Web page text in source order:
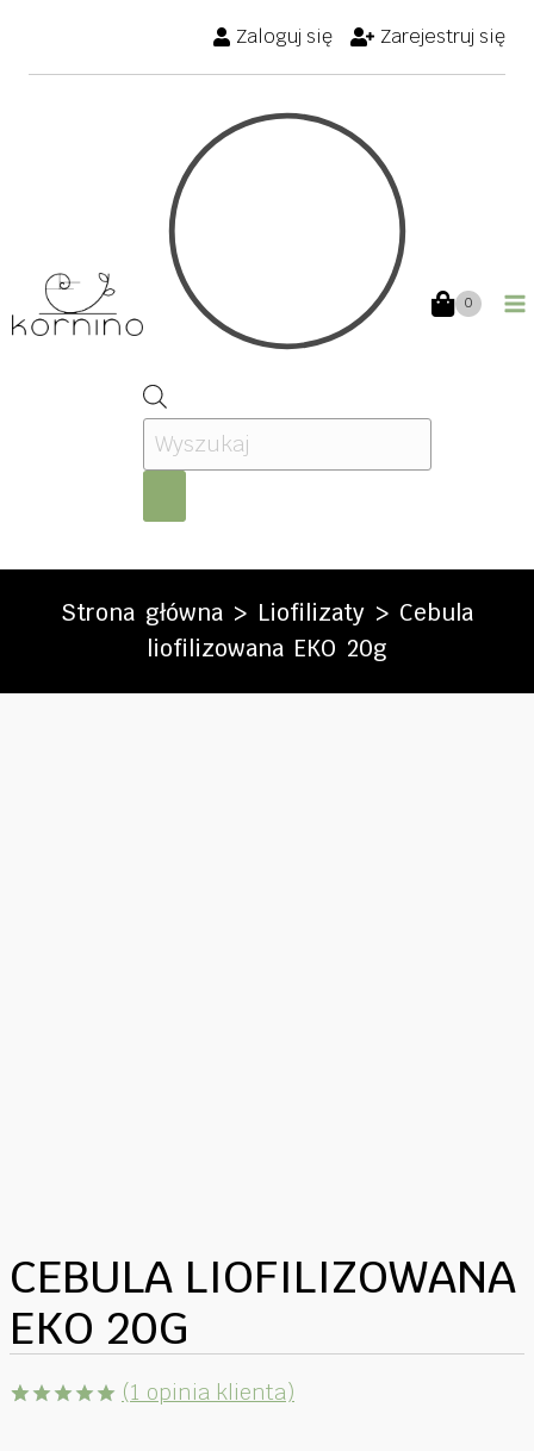
treści
Zaloguj się Zarejestruj się
Wyszukiwarka
produktów
0
Strona główna > Liofilizaty> Cebula
liofilizowana EKO 20g
CEBULA LIOFILIZOWANA
EKO 20G
(1 opinia klienta)